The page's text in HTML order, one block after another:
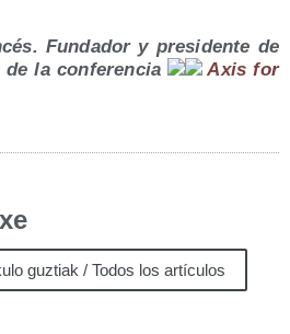
Fun­da­dor y pre­si­den­te de
de la con­fe­ren­cia
Axis for
guztiak / Todos los artículos